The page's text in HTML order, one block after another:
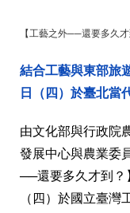
【工藝之外──還要多久
結合工藝與東部旅
日（四）於臺北當
由文化部與行政院
發展中心與農業委
──還要多久才到？
（四）於國立臺